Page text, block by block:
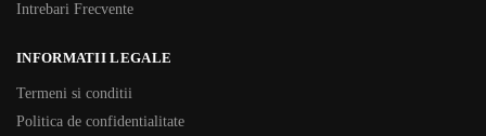
Intrebari Frecvente
INFORMATII LEGALE
Termeni si conditii
Politica de confidentialitate